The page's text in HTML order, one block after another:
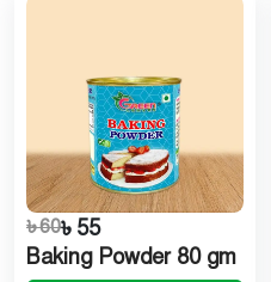
৳ 60৳ 55
Baking Powder 80 gm